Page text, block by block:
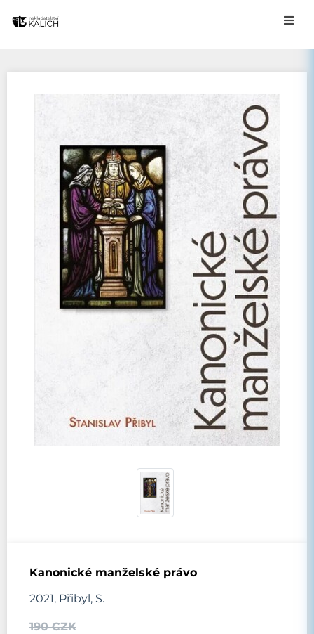
Kanonické manželské právo
2021, Přibyl, S.
190 CZK